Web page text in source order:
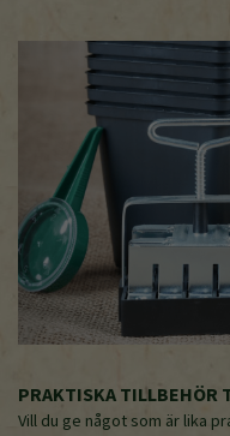
PRAKTISKA TILLBEHÖR
Vill du ge något som är lika